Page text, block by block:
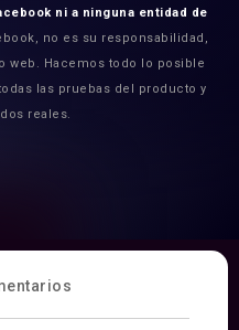
ni a ninguna entidad de
no es su responsabilidad,
web. Hacemos todo lo posible
las pruebas del producto y
reales.